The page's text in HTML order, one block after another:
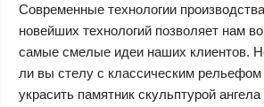
Современные технологии
новейших технологий позволяет нам
самые смелые идеи наших клиентов.
ли вы стелу с классическим
украсить памятник скульптурой